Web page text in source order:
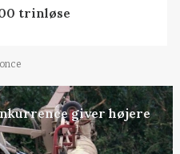
trinløse
giver højere